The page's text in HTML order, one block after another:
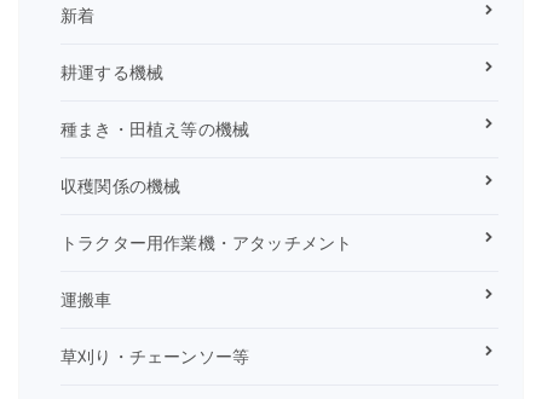
新着
耕運する機械
種まき・田植え等の機械
収穫関係の機械
トラクター用作業機・アタッチメント
運搬車
草刈り・チェーンソー等